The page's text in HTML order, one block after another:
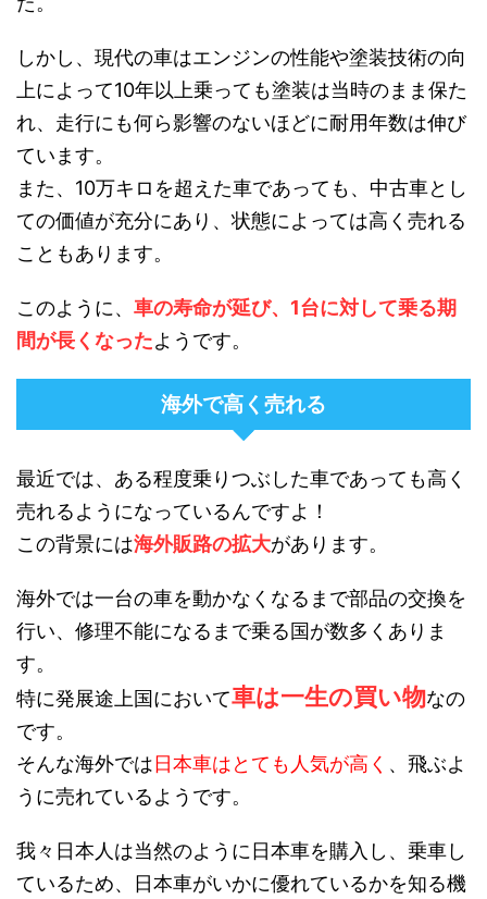
しかし、現代の車はエンジンの性能や塗装技術の向
上によって10年以上乗っても塗装は当時のまま保た
れ、走行にも何ら影響のないほどに耐用年数は伸び
ています。
また、10万キロを超えた車であっても、中古車とし
ての価値が充分にあり、状態によっては高く売れる
こともあります。
このように、 車の寿命が延び、1台に対して乗る期
間が長くなったようです。
海外で高く売れる
最近では、ある程度乗りつぶした車であっても高く
売れるようになっているんですよ！
この背景には海外販路の拡大があります。
海外では一台の車を動かなくなるまで部品の交換を
行い、修理不能になるまで乗る国が数多くありま
す。
特に発展途上国において車は一生の買い物なの
です。
そんな海外では日本車はとても人気が高く 、飛ぶよ
うに売れているようです。
我々日本人は当然のように日本車を購入し、乗車し
ているため、日本車がいかに優れているかを知る機